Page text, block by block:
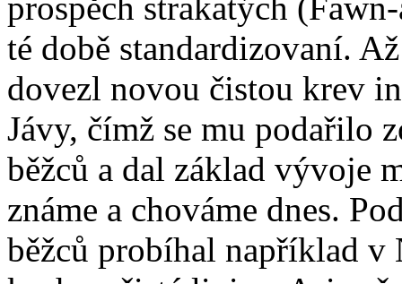
té době standardizovaní.
dovezl novou čistou krev
Jávy, čímž se mu podařilo
běžců a dal základ vývoje
známe a chováme dnes.
běžců probíhal například v